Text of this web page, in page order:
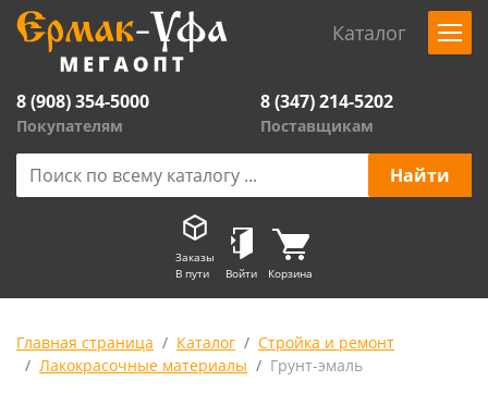
Каталог
8 (908) 354-5000
Покупателям
8 (347) 214-5202
Поставщикам
Заказы
В пути
Войти Корзина
Главная страница Каталог
Стройка и ремонт
Лакокрасочные материалы
Грунт-эмаль